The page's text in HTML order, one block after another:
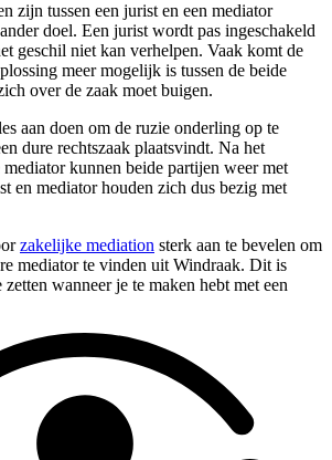
zijn tussen een jurist en een mediator
doel. Een jurist wordt pas ingeschakeld
geschil niet kan verhelpen. Vaak komt de
meer mogelijk is tussen de beide
over de zaak moet buigen.
aan doen om de ruzie onderling op te
dure rechtszaak plaatsvindt. Na het
kunnen beide partijen weer met
en mediator houden zich dus bezig met
zakelijke mediation sterk aan te bevelen om
mediator te vinden uit Windraak. Dit is
wanneer je te maken hebt met een